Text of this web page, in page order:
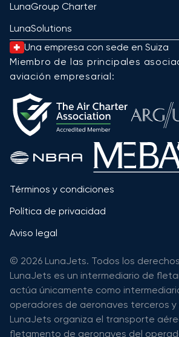
LunaGroup Charter
LunaSolutions
Una empresa con sede en Suiza
Miembro de las principales
aviación empresarial:
Términos y condiciones
Política de privacidad
Aviso legal
© 2026 LunaJets. Todos los
LunaJets es un intermediario de
actúa únicamente como
operadores de aeronaves terceros y
LunaJets organiza el transporte
fletamento de aeronaves del